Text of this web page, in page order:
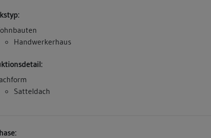
Handwerkerhaus
Satteldach